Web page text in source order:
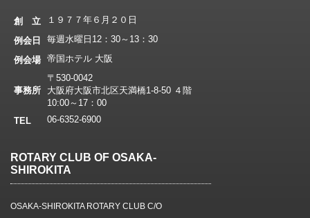
創 立
１９７７年６月２０日
例会日
毎週水曜日12：30～13：30
例会場 帝国ホテル 大阪
事務所
〒530-0042
大阪府大阪市北区天満橋1-8-50 ４階
10:00～17：00
TEL
06-6352-6900
ROTARY CLUB OF OSAKA-
SHIROKITA
OSAKA-SHIROKITA ROTARY CLUB C/O